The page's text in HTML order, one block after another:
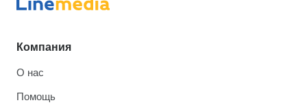
Компания
О нас
Помощь